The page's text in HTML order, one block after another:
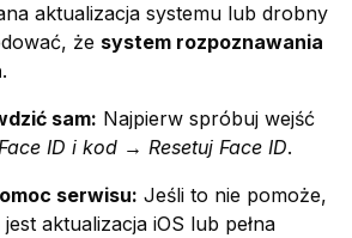
aktualizacja systemu lub drobny
że system rozpoznawania
.
sam: Najpierw spróbuj wejść
ID i kod → Resetuj Face ID.
serwisu: Jeśli to nie pomoże,
aktualizacja iOS lub pełna